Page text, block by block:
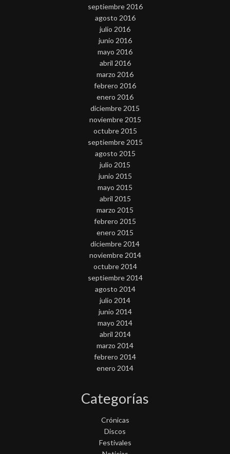
septiembre 2016
agosto 2016
julio 2016
junio 2016
mayo 2016
abril 2016
marzo 2016
febrero 2016
enero 2016
diciembre 2015
noviembre 2015
octubre 2015
septiembre 2015
agosto 2015
julio 2015
junio 2015
mayo 2015
abril 2015
marzo 2015
febrero 2015
enero 2015
diciembre 2014
noviembre 2014
octubre 2014
septiembre 2014
agosto 2014
julio 2014
junio 2014
mayo 2014
abril 2014
marzo 2014
febrero 2014
enero 2014
Categorías
Crónicas
Discos
Festivales